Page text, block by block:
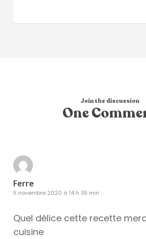
Join the discussion
One
Ferre
5 novembre 2020 à 14 h 35 min
Quel délice cette recette
cuisine